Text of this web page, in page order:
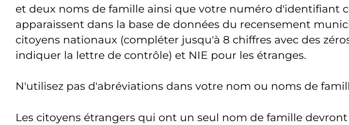
et deux noms de famille ainsi que votre numéro d'identifiant
apparaissent dans la base de données du recensement
citoyens nationaux (compléter jusqu'à 8 chiffres avec des
indiquer la lettre de contrôle) et NIE pour les étranges.
N'utilisez pas d'abréviations dans votre nom ou noms de
Les citoyens étrangers qui ont un seul nom de famille